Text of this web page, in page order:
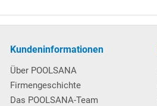
Kundeninformationen
Über POOLSANA
Firmengeschichte
Das POOLSANA-Team